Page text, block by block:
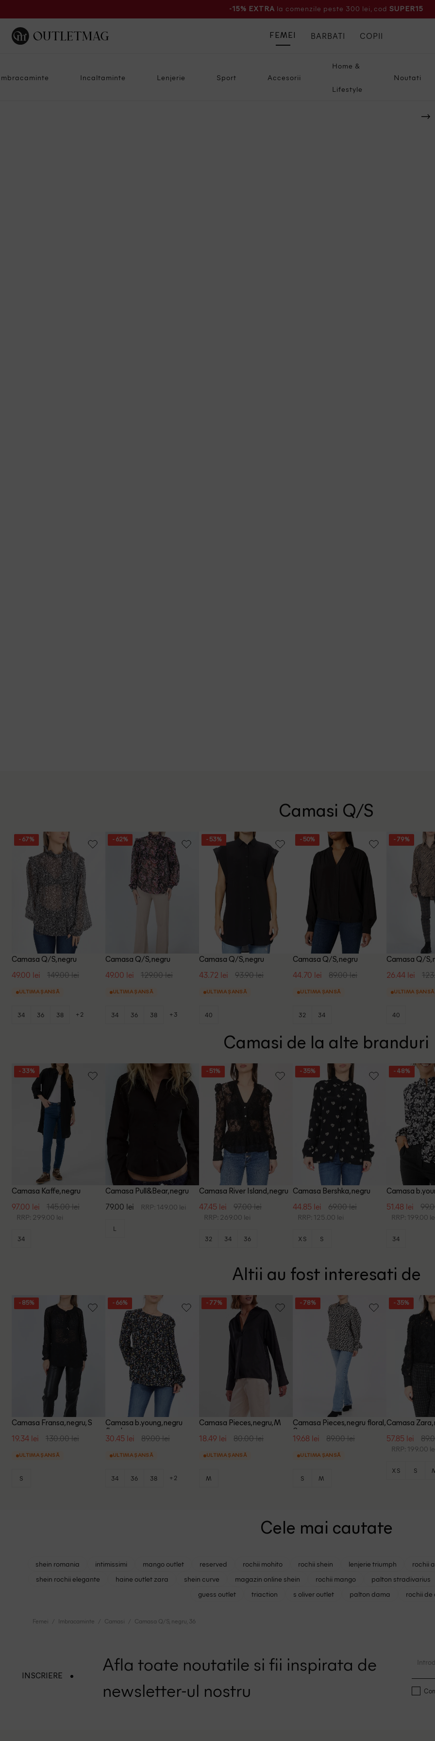
-15% EXTRA la comenzile peste 300 lei, cod SUPER15
Incaltaminte Lenjerie Sport Accesorii
Home &
Lifestyle
Noutati
FEMEI BARBATI COPII
Camasi Q/S
- 67%
Camasa Q/S, negru
49.00 lei 149.00 lei
ULTIMA ȘANSĂ
34 36 38 +2
- 62%
Camasa Q/S, negru
49.00 lei 129.00 lei
ULTIMA ȘANSĂ
34 36 38 +3
- 53%
Camasa Q/S, negru
43.72 lei 93.90 lei
ULTIMA ȘANSĂ
40
- 50%
Camasa Q/S, negru
44.70 lei 89.00 lei
ULTIMA ȘANSĂ
32 34
- 79%
Camasa Q/S,
26.44 lei
ULTIMA ȘANSĂ
40
Camasi de la alte branduri
- 33%
Camasa Kaffe, negru
97.00 lei 145.00 lei
RRP: 299.00 lei
34
Camasa Pull&Bear, negru
79.00 lei RRP: 149.00 lei
L
- 51%
Camasa River Island, negru
47.45 lei 97.00 lei
RRP: 269.00 lei
32 34 36
- 35%
Camasa Bershka, negru
44.85 lei 69.00 lei
RRP: 125.00 lei
XS S
- 48%
Camasa
51.48 lei
RRP: 199.00
34
Altii au fost interesati de
- 85%
Camasa Fransa, negru, S
19.34 lei 130.00 lei
ULTIMA ȘANSĂ
S
- 66%
Camasa b.young, negru
floral
30.45 lei 89.00 lei
ULTIMA ȘANSĂ
34 36 38 +2
- 77%
Camasa Pieces, negru, M
18.49 lei 80.00 lei
ULTIMA ȘANSĂ
M
- 78%
Camasa Pieces, negru floral,
S
19.68 lei 89.00 lei
ULTIMA ȘANSĂ
S M
- 35%
Camasa Zara,
57.85 lei
RRP: 199.00
XS S
Cele mai cautate
shein romania intimissimi mango outlet reserved rochii mohito rochii shein lenjerie triumph rochii
shein rochii elegante
haine outlet zara shein curve magazin online shein rochii mango palton stradivarius
guess outlet
triaction s oliver outlet palton dama rochii de
Femei Imbracaminte Camasi Camasa Q/S, negru, 36
INSCRIERE
Afla toate noutatile si fii inspirata de
newsletter-ul nostru